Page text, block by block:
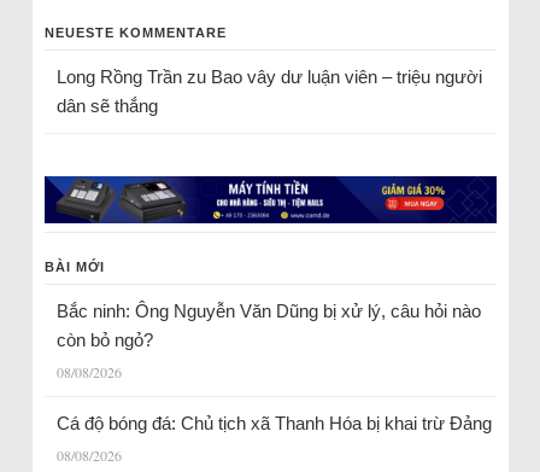
NEUESTE KOMMENTARE
Long Rồng Trầnzu Bao vây dư luận viên – triệu người
dân sẽ thắng
BÀI MỚI
Bắc ninh: Ông Nguyễn Văn Dũng bị xử lý, câu hỏi nào
còn bỏ ngỏ?
08/08/2026
Cá độ bóng đá: Chủ tịch xã Thanh Hóa bị khai trừ Đảng
08/08/2026